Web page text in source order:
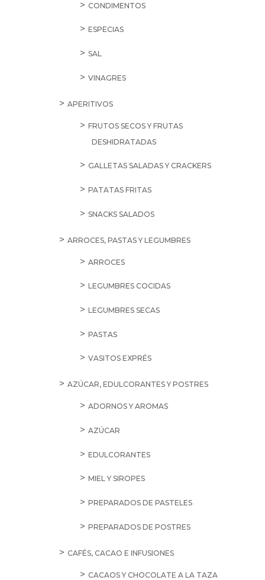
CONDIMENTOS
ESPECIAS
SAL
VINAGRES
APERITIVOS
FRUTOS SECOS Y FRUTAS
DESHIDRATADAS
GALLETAS SALADAS Y CRACKERS
PATATAS FRITAS
SNACKS SALADOS
ARROCES, PASTAS Y LEGUMBRES
ARROCES
LEGUMBRES COCIDAS
LEGUMBRES SECAS
PASTAS
VASITOS EXPRÉS
AZÚCAR, EDULCORANTES Y POSTRES
ADORNOS Y AROMAS
AZÚCAR
EDULCORANTES
MIEL Y SIROPES
PREPARADOS DE PASTELES
PREPARADOS DE POSTRES
CAFÉS, CACAO E INFUSIONES
CACAOS Y CHOCOLATE A LA TAZA